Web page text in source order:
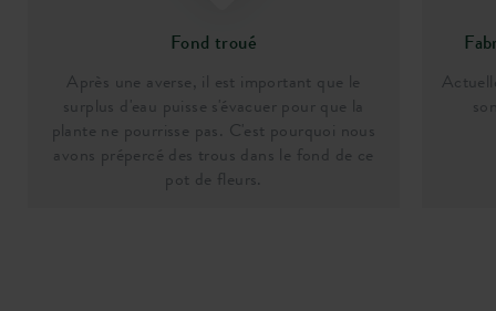
Fond troué
Après une averse, il est important que le
surplus d'eau puisse s'évacuer pour que la
plante ne pourrisse pas. C'est pourquoi nous
avons prépercé des trous dans le fond de ce
pot de fleurs.